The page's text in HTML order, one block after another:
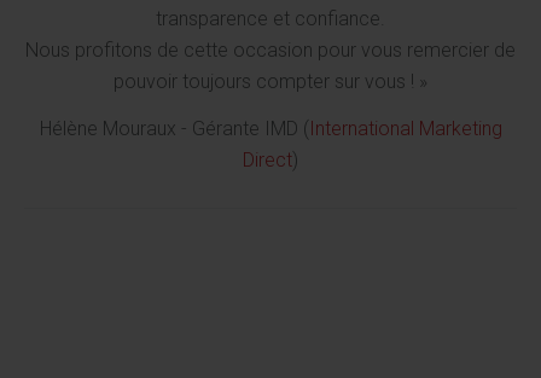
transparence et confiance.
Nous profitons de cette occasion pour vous remercier de
pouvoir toujours compter sur vous ! »
Hélène Mouraux - Gérante IMD (International Marketing
Direct)